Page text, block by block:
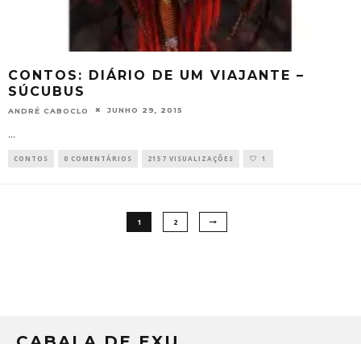
CONTOS: DIÁRIO DE UM VIAJANTE –
SÚCUBUS
ANDRÉ CABOCLO JUNHO 29, 2015
...
CONTOS 0 COMENTÁRIOS 2157 VISUALIZAÇÕES 1
1 2